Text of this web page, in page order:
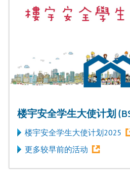
楼宇安全学生大使计划
楼宇安全学生大使计划2025
更多较早前的活动